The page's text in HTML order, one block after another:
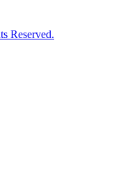
Reserved.